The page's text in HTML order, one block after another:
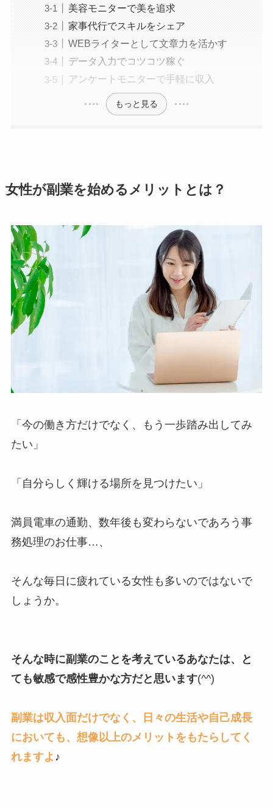
美容モニターで美を追求
家事代行でスキルをシェア
WEBライターとして文章力を活かす
データ入力でコツコツ稼ぐ
アンケートモニターで手軽に収入
もっと見る
女性が副業を始めるメリットとは？
「今の働き方だけでなく、もう一歩踏み出してみ
たい」
「自分らしく輝ける場所を見つけたい」
満員電車の通勤、数年後も変わらないであろう事
務処理のお仕事…、
そんな毎日に疲れている女性も多いのではないで
しょうか。
そんな時に副業のことを考えているあなたは、と
ても敏感で感性豊かな方だと思います(^^)
副業は収入面だけでなく、日々の生活や自己成長
においても、想像以上のメリットをもたらしてく
れますよ ♪